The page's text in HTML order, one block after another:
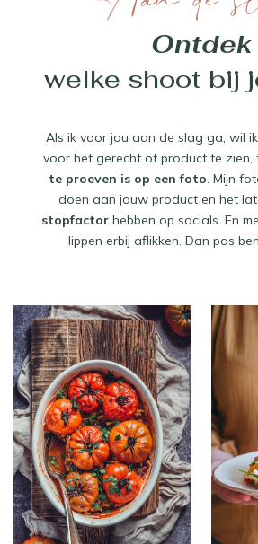
Ontdek
welke shoot bij
Als ik voor jou aan de slag ga, wil
voor het gerecht of product te zien,
te proeven is op een foto. Mijn
doen aan jouw product en het
stopfactor hebben op socials. En
lippen erbij aflikken. Dan pas